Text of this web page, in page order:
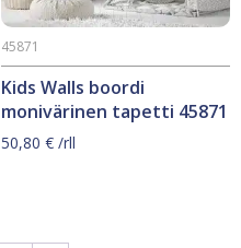
Kids Walls boordi
monivärinen tapetti 45871
45871
50,80 € /rll